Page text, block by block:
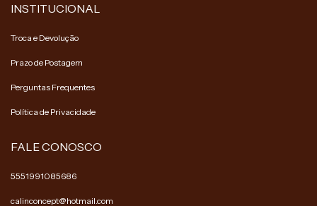
INSTITUCIONAL
Troca e Devolução
Prazo de Postagem
Perguntas Frequentes
Política de Privacidade
FALE CONOSCO
5551991085686
calinconcept@hotmail.com